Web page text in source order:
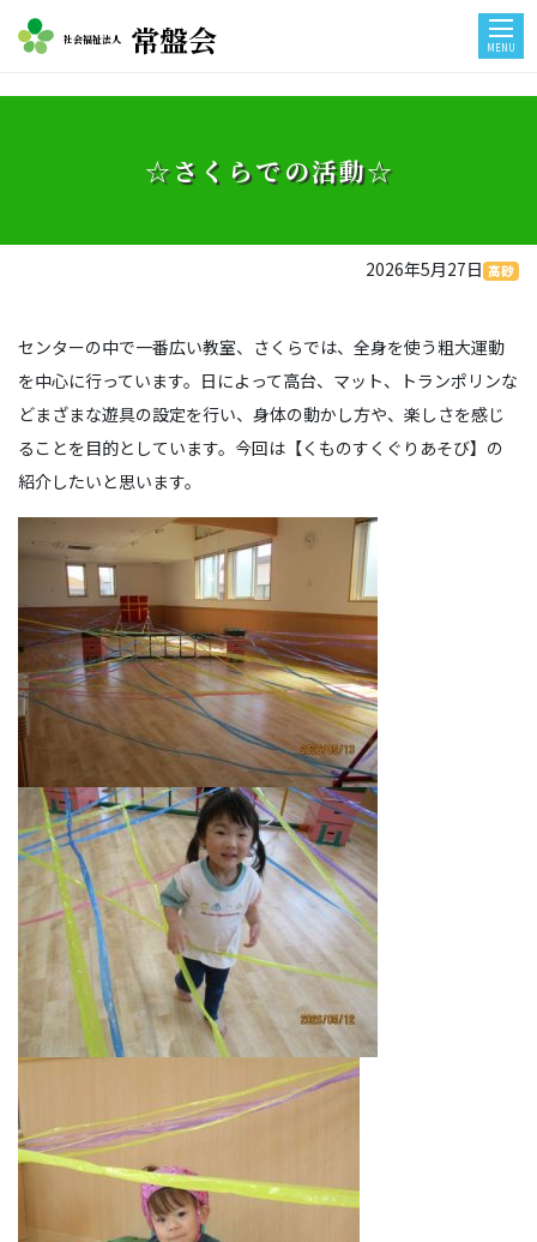
社会福祉法人 常盤会 MENU
☆さくらでの活動☆
2026年5月27日 高砂
センターの中で一番広い教室、さくらでは、全身を使う粗大運動
を中心に行っています。日によって高台、マット、トランポリンな
どまざまな遊具の設定を行い、身体の動かし方や、楽しさを感じ
ることを目的としています。今回は【くものすくぐりあそび】の
紹介したいと思います。